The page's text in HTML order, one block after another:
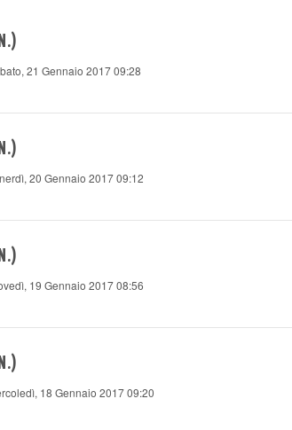
21 Gennaio 2017 09:28
20 Gennaio 2017 09:12
19 Gennaio 2017 08:56
18 Gennaio 2017 09:20